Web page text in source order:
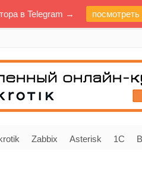
Zabbix Asterisk 1C
в Telegram → посмотреть